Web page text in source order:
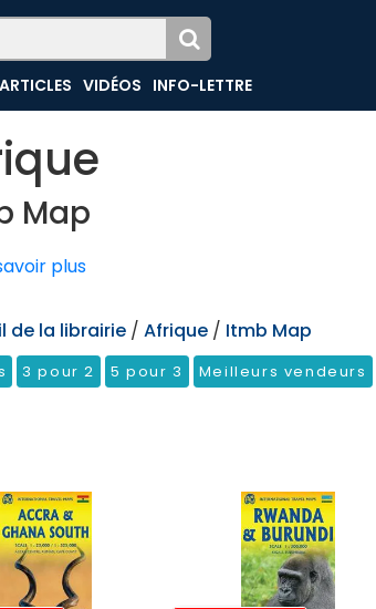
VIDÉOS INFO-LETTRE
Map
plus
de la librairie / Afrique / Itmb Map
3 pour 2 5 pour 3 Meilleurs vendeurs